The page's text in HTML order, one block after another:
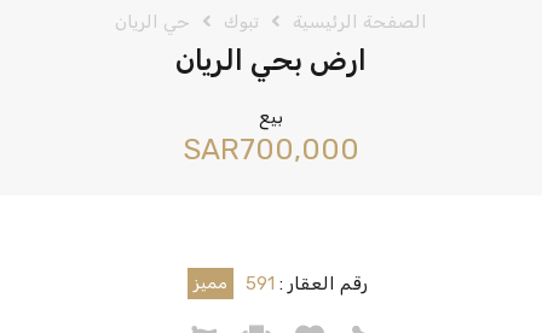
الصفحة الرئيسية تبوك حي الريان
ارض بحي الريان
بيع
‪SAR700,000
رقم العقار : 591 مميز